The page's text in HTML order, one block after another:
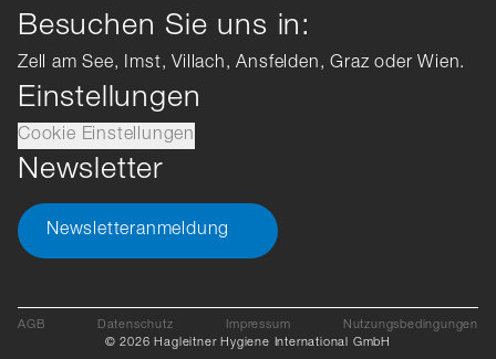
Besuchen Sie uns in:
Zell am See, Imst, Villach, Ansfelden, Graz oder Wien.
Einstellungen
Cookie Einstellungen
Newsletter
Newsletteranmeldung
AGB Datenschutz Impressum
Nutzungsbedingungen
© 2026 Hagleitner Hygiene International GmbH